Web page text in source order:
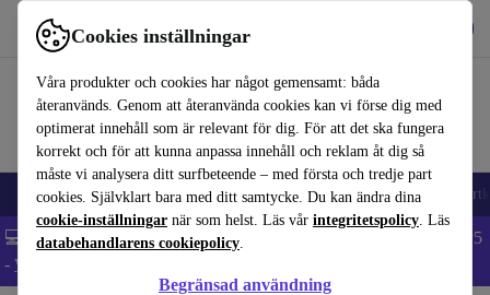
Cookies inställningar
Våra produkter och cookies har något gemensamt: båda
återanvänds. Genom att återanvända cookies kan vi förse dig med
optimerat innehåll som är relevant för dig. För att det ska fungera
korrekt och för att kunna anpassa innehåll och reklam åt dig så
måste vi analysera ditt surfbeteende – med första och tredje part
cookies. Självklart bara med ditt samtycke. Du kan ändra dina
cookie-inställningar när som helst. Läs vår integritetspolicy. Läs
databehandlarens cookiepolicy.
Begränsad användning
Använd refurbed snabbt och enkelt
🎒 Back to school Mobiltelefoner Bärbara datorer Surfplattor
💻 Extra 5% rabatt på alla MacBooks och laptops - Code: LAPTOP5
- Villkor